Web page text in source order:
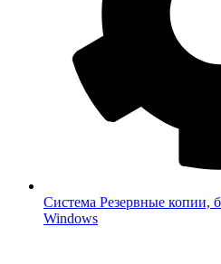
Система Резервные копии,
Windows